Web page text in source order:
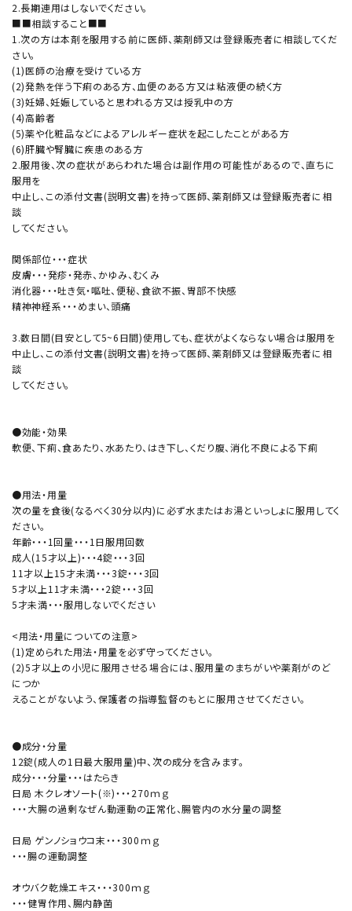
2.長期連用はしないでください。
■■相談すること■■
1.次の方は本剤を服用する前に医師、薬剤師又は登録販売者に相談してくだ
さい。
(1)医師の治療を受けている方
(2)発熱を伴う下痢のある方、血便のある方又は粘液便の続く方
(3)妊婦、妊娠していると思われる方又は授乳中の方
(4)高齢者
(5)薬や化粧品などによるアレルギー症状を起こしたことがある方
(6)肝臓や腎臓に疾患のある方
2.服用後、次の症状があらわれた場合は副作用の可能性があるので、直ちに
服用を
中止し、この添付文書(説明文書)を持って医師、薬剤師又は登録販売者に相
談
してください。
関係部位・・・症状
皮膚・・・発疹・発赤、かゆみ、むくみ
消化器・・・吐き気・嘔吐、便秘、食欲不振、胃部不快感
精神神経系・・・めまい、頭痛
3.数日間(目安として5~6日間)使用しても、症状がよくならない場合は服用を
中止し、この添付文書(説明文書)を持って医師、薬剤師又は登録販売者に相
談
してください。
●効能・効果
軟便、下痢、食あたり、水あたり、はき下し、くだり腹、消化不良による下痢
●用法・用量
次の量を食後(なるべく30分以内)に必ず水またはお湯といっしょに服用してく
ださい。
年齢・・・1回量・・・1日服用回数
成人(15才以上)・・・4錠・・・3回
11才以上15才未満・・・3錠・・・3回
5才以上11才未満・・・2錠・・・3回
5才未満・・・服用しないでください
<用法・用量についての注意>
(1)定められた用法・用量を必ず守ってください。
(2)5才以上の小児に服用させる場合には、服用量のまちがいや薬剤がのど
につか
えることがないよう、保護者の指導監督のもとに服用させてください。
●成分・分量
12錠(成人の1日最大服用量)中、次の成分を含みます。
成分・・・分量・・・はたらき
日局 木クレオソート(※)・・・270ｍｇ
・・・大腸の過剰なぜん動運動の正常化、腸管内の水分量の調整
日局 ゲンノショウコ末・・・300ｍｇ
・・・腸の運動調整
オウバク乾燥エキス・・・300ｍｇ
・・・健胃作用、腸内静菌